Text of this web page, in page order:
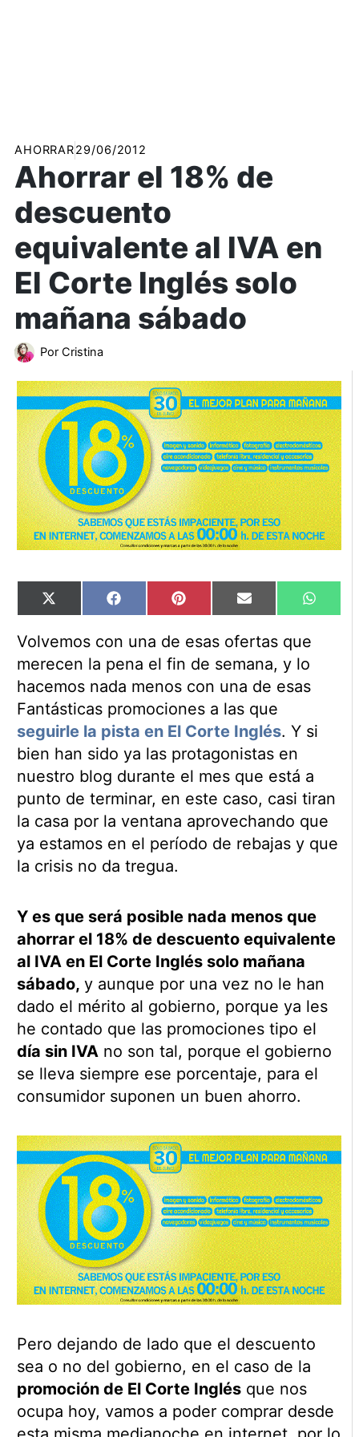
AHORRAR29/06/2012
Ahorrar el 18% de
descuento
equivalente al IVA en
El Corte Inglés solo
mañana sábado
Por Cristina
Compartir
en
X
(Twitter)
Compartir
en
Facebook Compartir
en
Pinterest Compartir
en
Email
en
Volvemos con una de esas ofertas que
merecen la pena el fin de semana, y lo
hacemos nada menos con una de esas
Fantásticas promociones a las que
seguirle la pista en El Corte Inglés. Y si
bien han sido ya las protagonistas en
nuestro blog durante el mes que está a
punto de terminar, en este caso, casi tiran
la casa por la ventana aprovechando que
ya estamos en el período de rebajas y que
la crisis no da tregua.
Y es que será posible nada menos que
ahorrar el 18% de descuento equivalente
al IVA en El Corte Inglés solo mañana
sábado, y aunque por una vez no le han
dado el mérito al gobierno, porque ya les
he contado que las promociones tipo el
día sin IVAno son tal, porque el gobierno
se lleva siempre ese porcentaje, para el
consumidor suponen un buen ahorro.
Pero dejando de lado que el descuento
sea o no del gobierno, en el caso de la
promoción de El Corte Inglésque nos
ocupa hoy, vamos a poder comprar desde